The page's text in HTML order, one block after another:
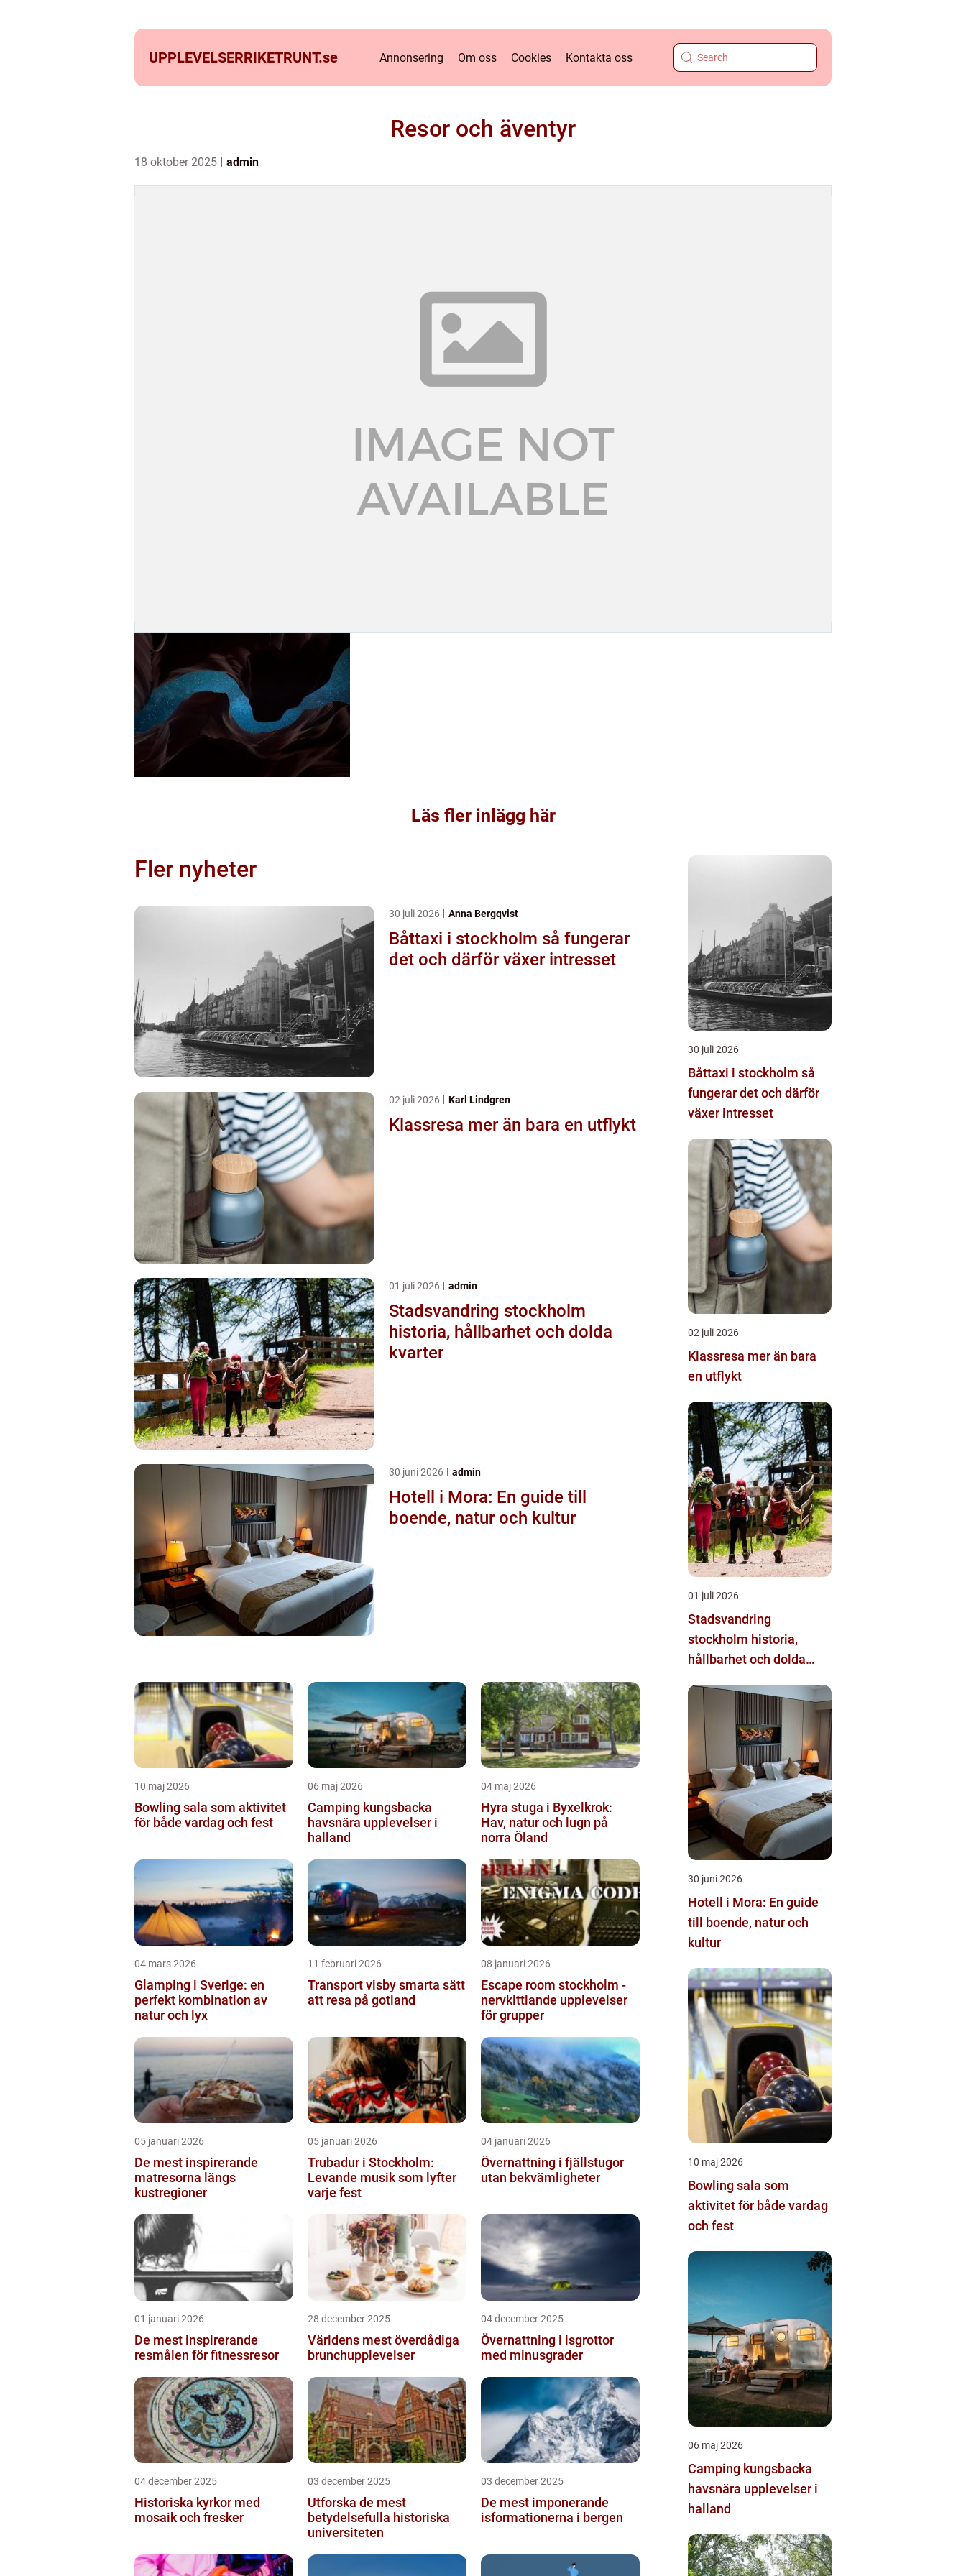
UPPLEVELSERRIKETRUNT.se Annonsering Om oss Cookies Kontakta oss
Resor och äventyr
18 oktober 2025 admin
Läs fler inlägg här
Fler nyheter
30 juli 2026 Anna Bergqvist
Båttaxi i stockholm så fungerar
det och därför växer intresset
02 juli 2026 Karl Lindgren
Klassresa mer än bara en utflykt
01 juli 2026 admin
Stadsvandring stockholm
historia, hållbarhet och dolda
kvarter
30 juni 2026 admin
Hotell i Mora: En guide till
boende, natur och kultur
10 maj 2026
Bowling sala som aktivitet
för både vardag och fest
06 maj 2026
Camping kungsbacka
havsnära upplevelser i
halland
04 maj 2026
Hyra stuga i Byxelkrok:
Hav, natur och lugn på
norra Öland
04 mars 2026
Glamping i Sverige: en
perfekt kombination av
natur och lyx
11 februari 2026
Transport visby smarta sätt
att resa på gotland
08 januari 2026
Escape room stockholm -
nervkittlande upplevelser
för grupper
05 januari 2026
De mest inspirerande
matresorna längs
kustregioner
05 januari 2026
Trubadur i Stockholm:
Levande musik som lyfter
varje fest
04 januari 2026
Övernattning i fjällstugor
utan bekvämligheter
01 januari 2026
De mest inspirerande
resmålen för fitnessresor
28 december 2025
Världens mest överdådiga
brunchupplevelser
04 december 2025
Övernattning i isgrottor
med minusgrader
04 december 2025
Historiska kyrkor med
mosaik och fresker
03 december 2025
Utforska de mest
betydelsefulla historiska
universiteten
03 december 2025
De mest imponerande
isformationerna i bergen
30 juli 2026
Båttaxi i stockholm så
fungerar det och därför
växer intresset
02 juli 2026
Klassresa mer än bara
en utflykt
01 juli 2026
Stadsvandring
stockholm historia,
hållbarhet och dolda
30 juni 2026
Hotell i Mora: En guide
till boende, natur och
kultur
10 maj 2026
Bowling sala som
aktivitet för både vardag
och fest
06 maj 2026
Camping kungsbacka
havsnära upplevelser i
halland